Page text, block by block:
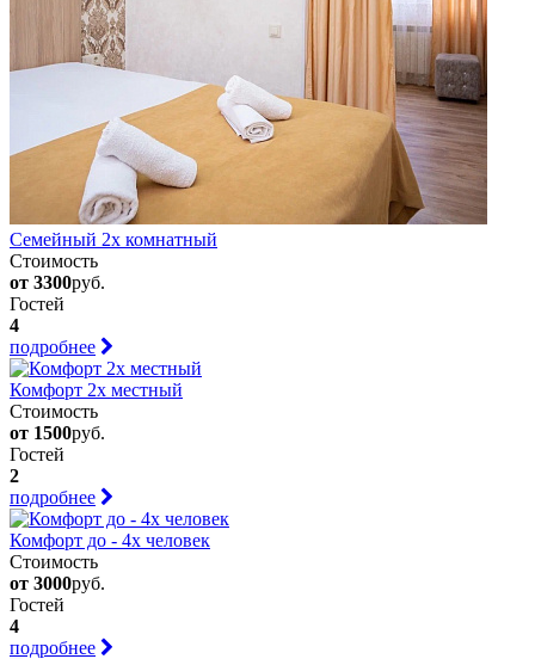
Семейный 2х комнатный
Стоимость
от 3300руб.
Гостей
4
подробнее
Комфорт 2х местный
Стоимость
от 1500руб.
Гостей
2
подробнее
Комфорт до - 4х человек
Стоимость
от 3000руб.
Гостей
4
подробнее